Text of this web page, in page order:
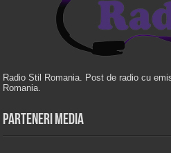
Radio Stil Romania. Post de radio cu
Romania.
Parteneri Media